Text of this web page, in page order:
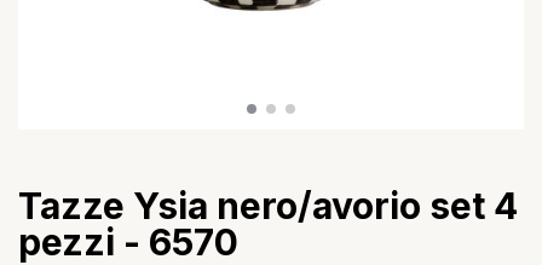
Tazze Ysia nero/avorio set 4
pezzi - 6570